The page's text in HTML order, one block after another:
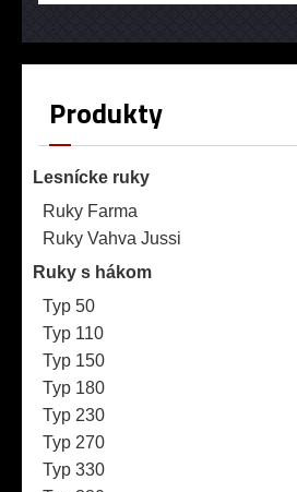
Produkty
Lesnícke ruky
Ruky Farma
Ruky Vahva Jussi
Ruky s hákom
Typ 50
Typ 110
Typ 150
Typ 180
Typ 230
Typ 270
Typ 330